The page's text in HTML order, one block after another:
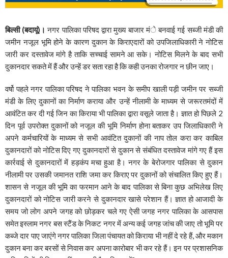
बिल्सी (बदायूं)। नगर पालिका परिषद द्वारा मुख्य बाजार मंे बनवाई गई सब्जी मंडी की
जमीन नजूल भूमि होने के कारण दुकान के किराएदारों को उपजिलाधिकारी ने नोटिस
जारी कर दस्तावेज मांगे है ताकि सच्चाई सामने आ सके। नोटिस मिलने के बाद सभी
दुकानदार सकते में हैं और उन्हें डर सता रहा है कि कही उनका रोजगार न छीन जाए।
वर्षो पहले नगर पालिका परिषद ने पालिका भवन के समीप खाली पड़ी जमीन पर सब्जी
मंडी के लिए दुकानों का निर्माण कराया और उन्हें नीलामी के माध्यम से जरूरतमंदों में
आवंटित कर दी गई जिन का किराया भी पालिका द्वारा वसूले जाता है। ज्ञात हो पिछले 2
दिन पूर्व उपरोक्त दुकानों को नजूल की भूमि निर्माण होना बताकर उप जिलाधिकारी ने
अपने कर्मचारियों के माध्यम से सभी आवंटित दुकानों की नाप तोल करा कर काबिल
दुकानदारों को नोटिस दिए गए दुकानदारों से दुकान से संबंधित दस्तावेज मांगे गए हैं इस
कार्रवाई से दुकानदारों में हड़कंप मचा हुआ है। नगर के बेरोजगार पालिका से दुकान
नीलामी पर उसकी जमानत राशि जमा कर किराए पर दुकानों को संचालित किए हुए हैं।
शासन से नजूल की भूमि का फरमान आने के बाद पालिका से बिना कुछ अभिलेख लिए
दुकानदारों को नोटिस जारी करने से दुकानदार खासे परेशान हैं। ज्ञात हो आजादी के
समय जो लोग अपने जगह को छोड़कर चले गए ऐसी जगह नगर पालिका के आसपास
समेत इस्लाम नगर बस स्टैंड के निकट नगर में अन्य कई जगह जांच की जाए तो भूमि पर
कब्जे दार पाए जाएंगे नगर पालिका जिला पंचायत को किराया भी नहीं दे रहे हैं, और मकान
दुकान बना कर बरसों से निवास कर अपना कारोबार भी कर रहे हैं। इन पर प्रशासनिक